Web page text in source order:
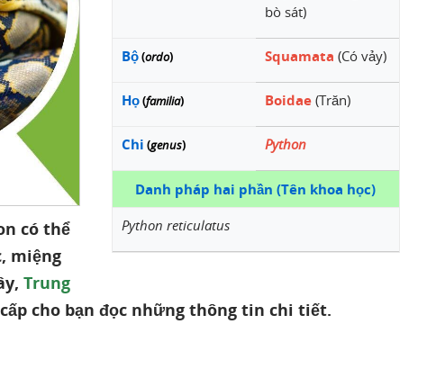
bò sát)
Bộ(ordo) Squamata (Có vảy)
Họ(familia) Boidae (Trăn)
Chi (genus) Python
Danh pháp hai phần (Tên khoa học)
Python reticulatus
có thể
miệng
Trung
cho bạn đọc những thông tin chi tiết.